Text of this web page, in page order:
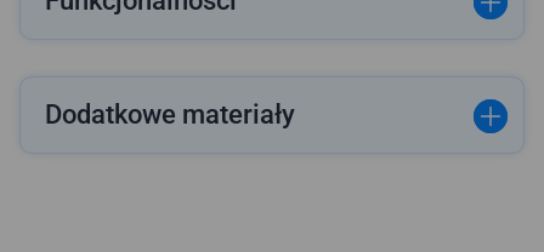
Dodatkowe materiały